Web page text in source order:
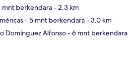
mnt berkendara- 2.3 km
- 5 mnt berkendara- 3.0 km
Domínguez Alfonso- 6 mnt berkendara